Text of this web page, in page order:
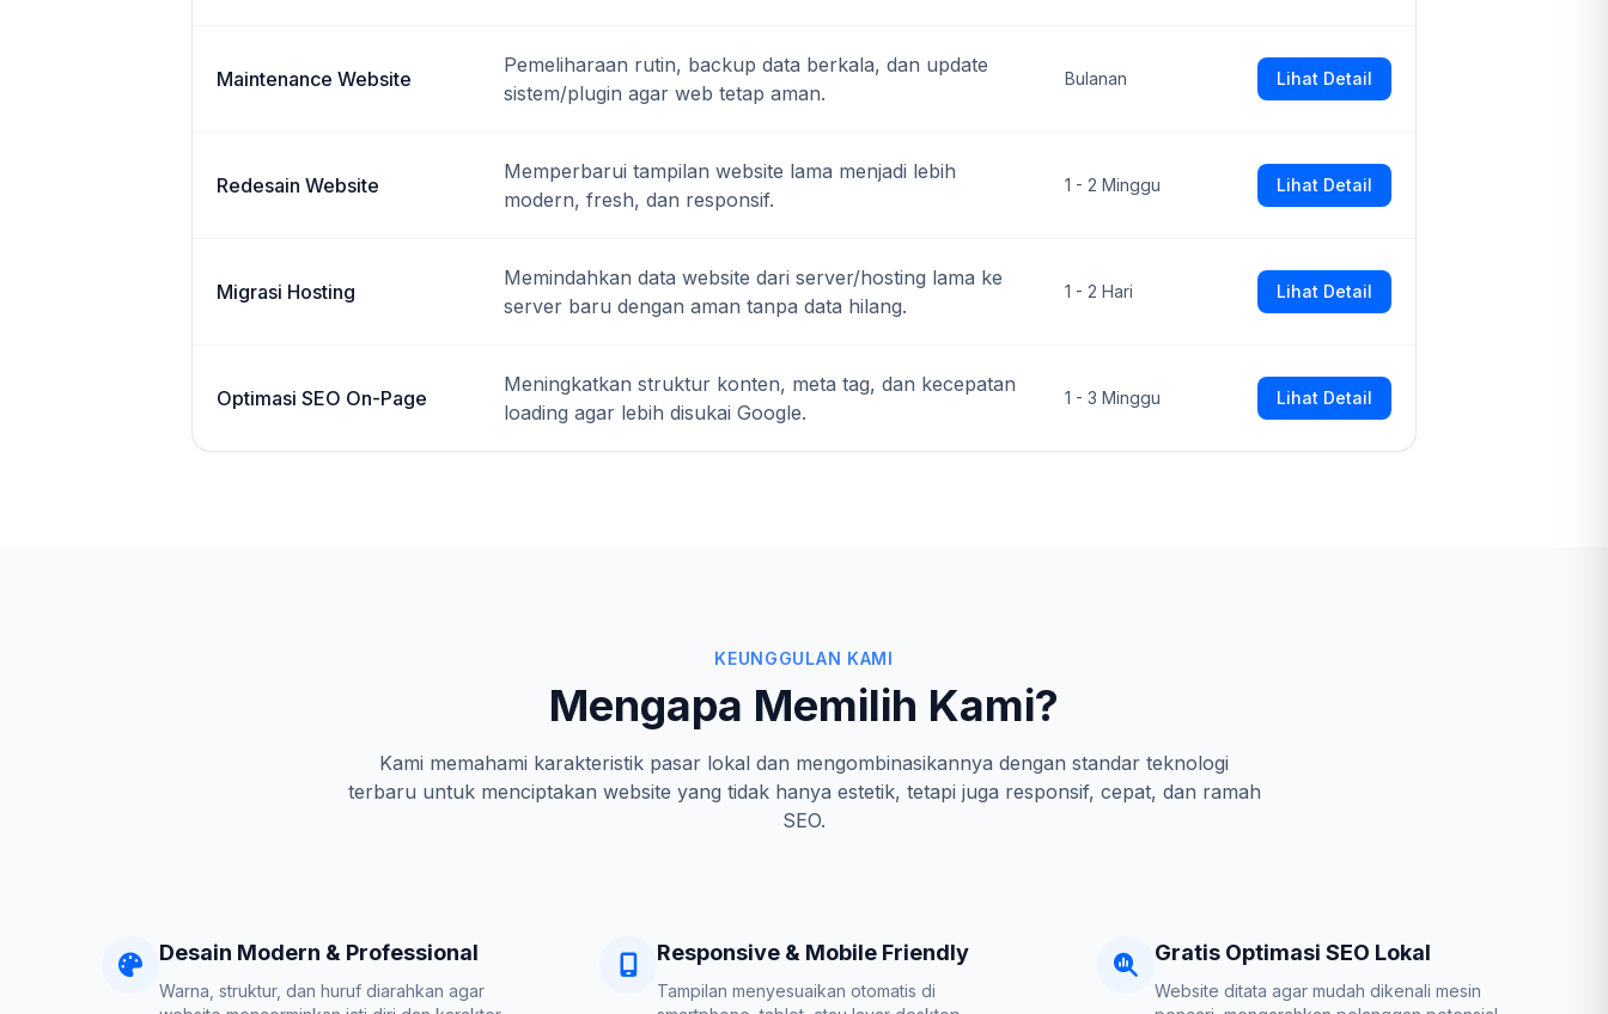
Maintenance Website
Pemeliharaan rutin, backup data berkala, dan update
sistem/plugin agar web tetap aman.
Bulanan Lihat Detail
Redesain Website
Memperbarui tampilan website lama menjadi lebih
modern, fresh, dan responsif.
1 - 2 Minggu Lihat Detail
Migrasi Hosting
Memindahkan data website dari server/hosting lama ke
server baru dengan aman tanpa data hilang.
1 - 2 Hari Lihat Detail
Optimasi SEO On-Page
Meningkatkan struktur konten, meta tag, dan kecepatan
loading agar lebih disukai Google.
1 - 3 Minggu Lihat Detail
KEUNGGULAN KAMI
Mengapa Memilih Kami?
Kami memahami karakteristik pasar lokal dan mengombinasikannya dengan standar teknologi
terbaru untuk menciptakan website yang tidak hanya estetik, tetapi juga responsif, cepat, dan ramah
SEO.
Desain Modern & Professional
Warna, struktur, dan huruf diarahkan agar
Responsive & Mobile Friendly
Tampilan menyesuaikan otomatis di
Gratis Optimasi SEO Lokal
Website ditata agar mudah dikenali mesin